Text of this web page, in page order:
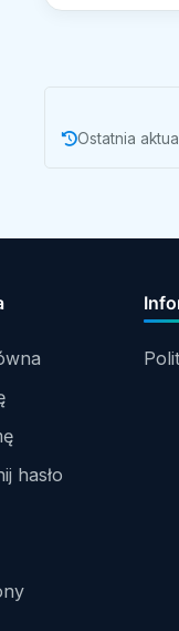
Ostatnia
hasło